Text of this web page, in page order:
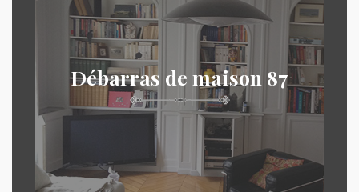
Débarras de maison 87